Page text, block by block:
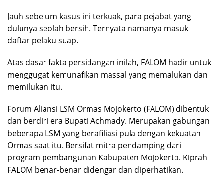
Jauh sebelum kasus ini terkuak, para pejabat yang
dulunya seolah bersih. Ternyata namanya masuk
daftar pelaku suap.
Atas dasar fakta persidangan inilah, FALOM hadir untuk
menggugat kemunafikan massal yang memalukan dan
memilukan itu.
Forum Aliansi LSM Ormas Mojokerto (FALOM) dibentuk
dan berdiri era Bupati Achmady. Merupakan gabungan
beberapa LSM yang berafiliasi pula dengan kekuatan
Ormas saat itu. Bersifat mitra pendamping dari
program pembangunan Kabupaten Mojokerto. Kiprah
FALOM benar-benar didengar dan diperhatikan.